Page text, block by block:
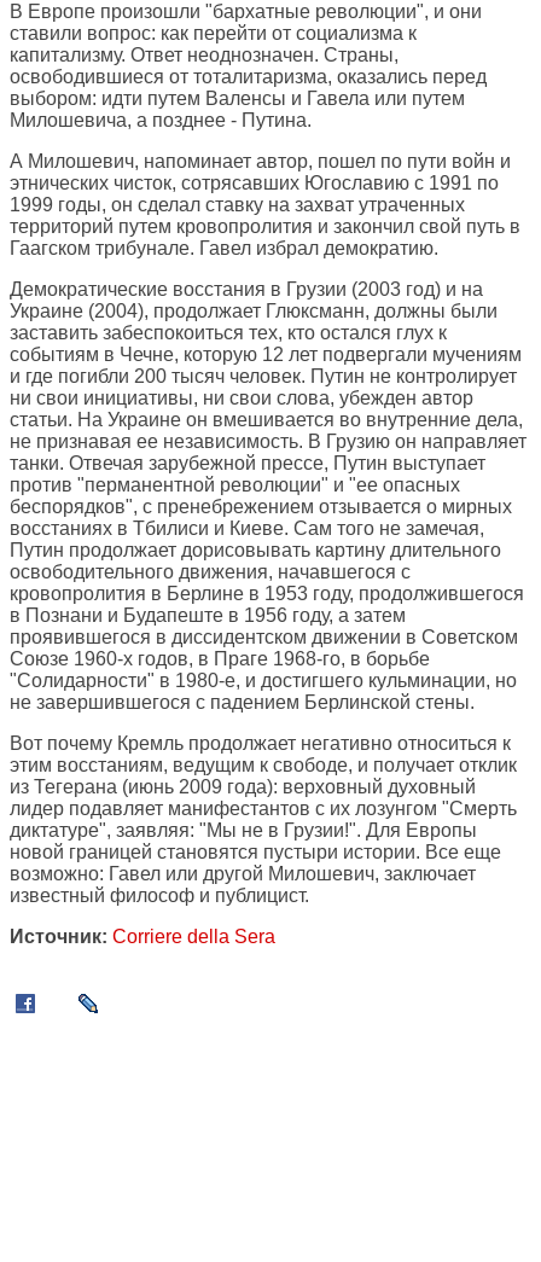
В Европе произошли "бархатные революции", и они
ставили вопрос: как перейти от социализма к
капитализму. Ответ неоднозначен. Страны,
освободившиеся от тоталитаризма, оказались перед
выбором: идти путем Валенсы и Гавела или путем
Милошевича, а позднее - Путина.
А Милошевич, напоминает автор, пошел по пути войн и
этнических чисток, сотрясавших Югославию с 1991 по
1999 годы, он сделал ставку на захват утраченных
территорий путем кровопролития и закончил свой путь в
Гаагском трибунале. Гавел избрал демократию.
Демократические восстания в Грузии (2003 год) и на
Украине (2004), продолжает Глюксманн, должны были
заставить забеспокоиться тех, кто остался глух к
событиям в Чечне, которую 12 лет подвергали мучениям
и где погибли 200 тысяч человек. Путин не контролирует
ни свои инициативы, ни свои слова, убежден автор
статьи. На Украине он вмешивается во внутренние дела,
не признавая ее независимость. В Грузию он направляет
танки. Отвечая зарубежной прессе, Путин выступает
против "перманентной революции" и "ее опасных
беспорядков", с пренебрежением отзывается о мирных
восстаниях в Тбилиси и Киеве. Сам того не замечая,
Путин продолжает дорисовывать картину длительного
освободительного движения, начавшегося с
кровопролития в Берлине в 1953 году, продолжившегося
в Познани и Будапеште в 1956 году, а затем
проявившегося в диссидентском движении в Советском
Союзе 1960-х годов, в Праге 1968-го, в борьбе
"Солидарности" в 1980-е, и достигшего кульминации, но
не завершившегося с падением Берлинской стены.
Вот почему Кремль продолжает негативно относиться к
этим восстаниям, ведущим к свободе, и получает отклик
из Тегерана (июнь 2009 года): верховный духовный
лидер подавляет манифестантов с их лозунгом "Смерть
диктатуре", заявляя: "Мы не в Грузии!". Для Европы
новой границей становятся пустыри истории. Все еще
возможно: Гавел или другой Милошевич, заключает
известный философ и публицист.
Источник: Corriere della Sera